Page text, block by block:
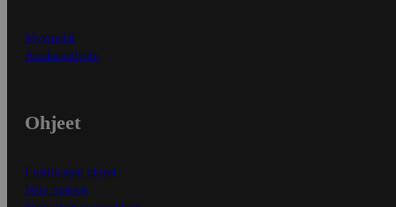
Myymälät
Asiakaspalvelu
Ohjeet
Ensitilaajan ohjeet
Näin maksat